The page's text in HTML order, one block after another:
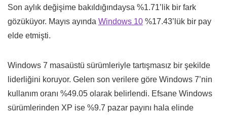
Son aylık değişime bakıldığındaysa %1.71’lik bir fark
gözüküyor. Mayıs ayında Windows 10 %17.43’lük bir pay
elde etmişti.
Windows 7 masaüstü sürümleriyle tartışmasız bir şekilde
liderliğini koruyor. Gelen son verilere göre Windows 7’nin
kullanım oranı %49.05 olarak belirlendi. Efsane Windows
sürümlerinden XP ise %9.7 pazar payını hala elinde